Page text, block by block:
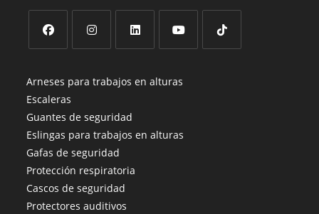
abre
en
una
nueva
pestaña
abre
una
nueva
pestaña
abre
una
nueva
pestaña
abre
nueva
Arneses para trabajos en alturas
Escaleras
Guantes de seguridad
Eslingas para trabajos en alturas
Gafas de seguridad
Protección respiratoria
Cascos de seguridad
Protectores auditivos